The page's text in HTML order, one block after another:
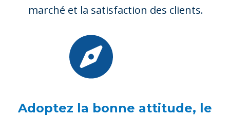
marché et la satisfaction des clients.
Adoptez la bonne attitude, le